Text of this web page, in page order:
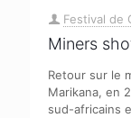
Festival de
Miners
Retour sur le
Marikana, en
sud-africains